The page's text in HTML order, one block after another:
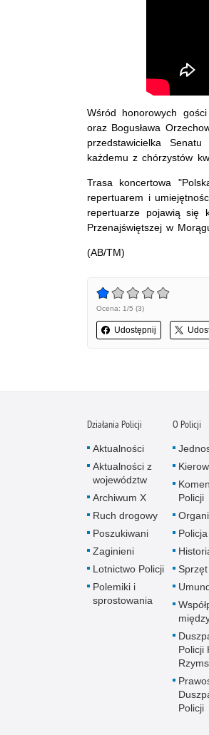
Wśród honorowych
oraz Bogusława
przedstawicielka
każdemu z chórzystów
Trasa koncertowa
repertuarem i
repertuarze pojawią się
Przenajświętszej w
(AB/TM)
Ocena: 1/5 (3)
Udostępnij
Działania Policji
Aktualności
Aktualności z
województw
Archiwum X
Ruch drogowy
Poszukiwani
Zaginieni
Lotnictwo Policji
Polemiki i
sprostowania
O Policji
Policji
Sprzęt
Policji
Policji